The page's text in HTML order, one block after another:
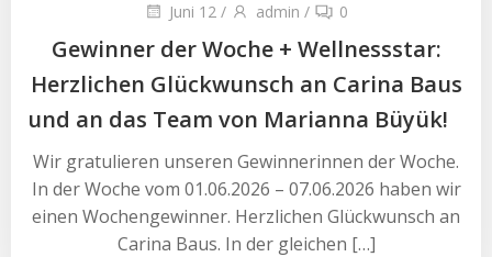
Juni 12 / admin / 0
Gewinner der Woche + Wellnessstar:
Herzlichen Glückwunsch an Carina Baus
und an das Team von Marianna Büyük!
Wir gratulieren unseren Gewinnerinnen der Woche.
In der Woche vom 01.06.2026 – 07.06.2026 haben wir
einen Wochengewinner. Herzlichen Glückwunsch an
Carina Baus. In der gleichen […]